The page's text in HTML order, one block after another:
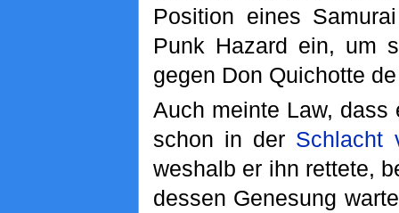
Position eines
Punk Hazard ein, um
gegen Don Quichotte
Auch meinte Law, dass
schon in der Schlacht
weshalb er ihn rettete,
dessen Genesung